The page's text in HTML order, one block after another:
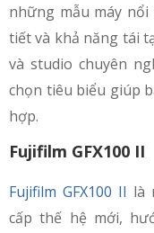
những mẫu máy
tiết và khả năng tái
và studio chuyên
chọn tiêu biểu giúp
hợp.
Fujifilm GFX100 II
Fujifilm GFX100 II là
cấp thế hệ mới,